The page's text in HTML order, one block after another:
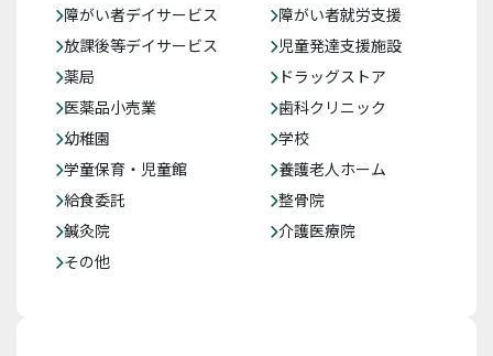
障がい者デイサービス
障がい者就労支援
放課後等デイサービス
児童発達支援施設
薬局
ドラッグストア
医薬品小売業
歯科クリニック
幼稚園
学校
学童保育・児童館
養護老人ホーム
給食委託
整骨院
鍼灸院
介護医療院
その他